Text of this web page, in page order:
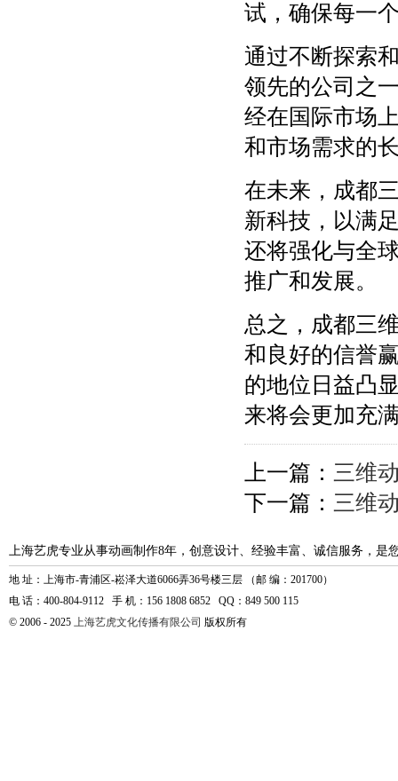
试，确保每一
通过不断探索
领先的公司之
经在国际市场
和市场需求的
在未来，成都
新科技，以满
还将强化与全
推广和发展。
总之，成都三
和良好的信誉
的地位日益凸
来将会更加充
上一篇： 三维
下一篇： 三维
上海艺虎专业从事动画制作8年，创意设计、经验丰富、诚信服务，是
地 址：上海市-青浦区-崧泽大道6066弄36号楼三层 （邮 编：201700）
电 话：400-804-9112 手 机：156 1808 6852 QQ：849 500 115
© 2006 - 2025 上海艺虎文化传播有限公司 版权所有